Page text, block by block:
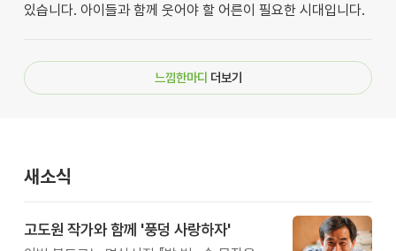
있습니다. 아이들과 함께 웃어야 할 어른이 필요한 시대입니다.
느낌한마디 더보기
새소식
고도원 작가와 함께 '풍덩 사랑하자'